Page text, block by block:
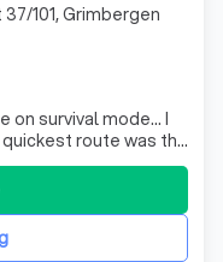
route was the
That the most
the most
101, Grimbergen